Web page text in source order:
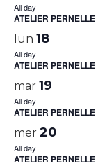
All day
ATELIER PERNELLE
lun 18
All day
ATELIER PERNELLE
mar 19
All day
ATELIER PERNELLE
mer 20
All day
ATELIER PERNELLE